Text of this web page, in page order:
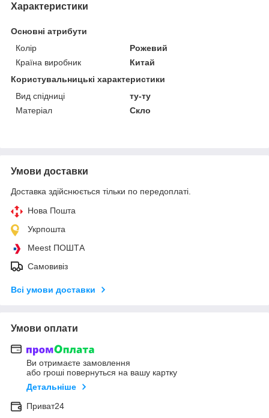
Характеристики
Основні атрибути
Колір
Рожевий
Країна виробник
Китай
Користувальницькі характеристики
Вид спідниці
ту-ту
Матеріал
Скло
Умови доставки
Доставка здійснюється тільки по передоплаті.
Нова Пошта
Укрпошта
Meest ПОШТА
Самовивіз
Всі умови доставки
Умови оплати
Ви отримаєте замовлення
або гроші повернуться на вашу картку
Детальніше
Приват24